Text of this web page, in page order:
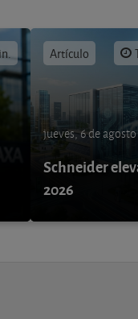
Artículo
jueves, 6 de
Schneider
2026